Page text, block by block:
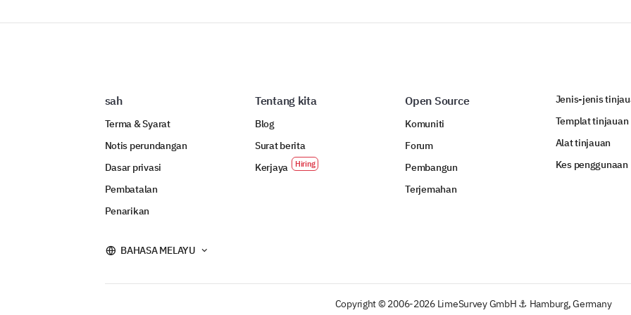
Technical Skills (Specify below)
sah
Terma & Syarat
Notis perundangan
Dasar privasi
Pembatalan
Penarikan
Tentang kita
Blog
Surat berita
Kerjaya
Open Source
Komuniti
Forum
Pembangun
Terjemahan
Jenis-jenis
Templat tinjauan
Alat tinjauan
Kes penggunaan
BAHASA MELAYU
Copyright © 2006-2026 LimeSurvey GmbH ⚓ Hamburg, Germany